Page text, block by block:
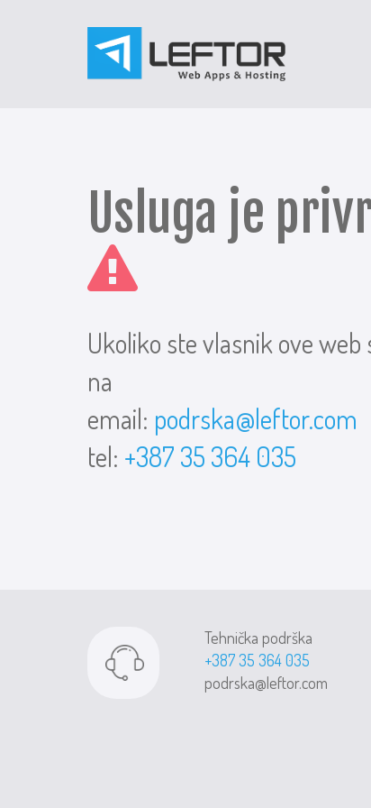
Usluga je
Ukoliko ste vlasnik ove
na
email: podrska@leftor.com
tel: +387 35 364 035
Tehnička podrška
+387 35 364 035
podrska@leftor.com